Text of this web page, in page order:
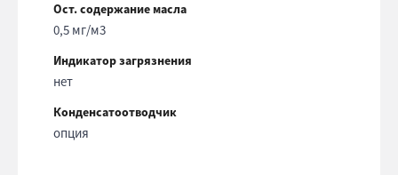
Ост. содержание масла
0,5 мг/м3
Индикатор загрязнения
нет
Конденсатоотводчик
опция